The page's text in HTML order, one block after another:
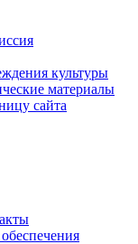
культуры
материалы
сайта